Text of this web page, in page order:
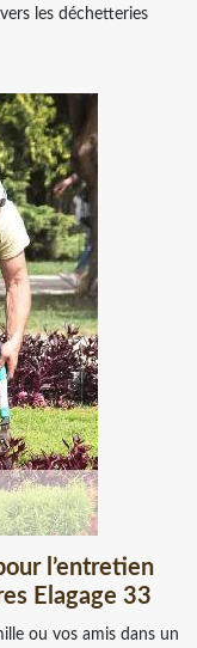
les déchetteries
l’entretien
Elagage 33
ou vos amis dans un